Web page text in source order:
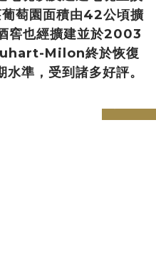
萄園面積由42公頃擴
窖也經擴建並於2003
Milon終於恢復
準，受到諸多好評。
prev